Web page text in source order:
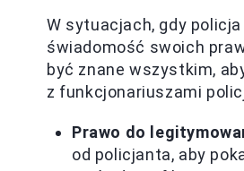
W sytuacjach, gdy
świadomość swoich
być znane wszystkim,
z funkcjonariuszami
Prawo do
od policjanta, aby